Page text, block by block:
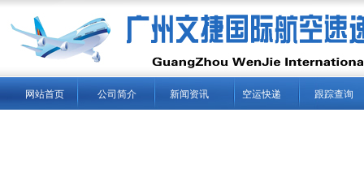
网站首页 公司简介 新闻资讯 空运快递 跟踪查询